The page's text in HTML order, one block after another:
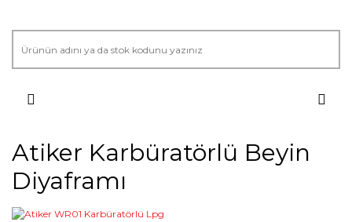
Atiker Karbüratörlü Beyin
Diyaframı